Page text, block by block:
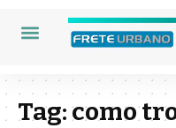
Tag:como